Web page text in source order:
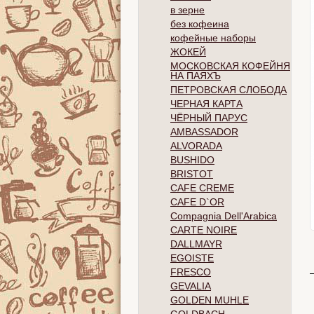
в зерне
без кофеина
кофейные наборы
ЖОКЕЙ
МОСКОВСКАЯ КОФЕЙНЯ
НА ПАЯХЪ
ПЕТРОВСКАЯ СЛОБОДА
ЧЕРНАЯ КАРТА
ЧЁРНЫЙ ПАРУС
AMBASSADOR
ALVORADA
BUSHIDO
BRISTOT
CAFE CREME
CAFE D`OR
Compagnia Dell'Arabica
CARTE NOIRE
DALLMAYR
EGOISTE
FRESCO
GEVALIA
GOLDEN MUHLE